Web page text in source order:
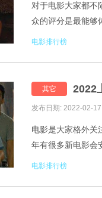
对于电影大家都不
众的评分是最能够
来看看。 1.肖申
电影排行榜
其它 2022
发布日期: 2022-02-17
电影是大家格外关
年有很多新电影会
2022上映电影列
电影排行榜